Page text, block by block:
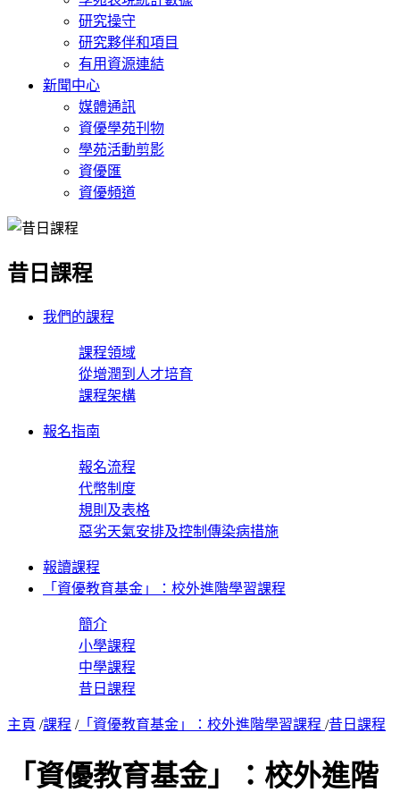
研究操守
研究夥伴和項目
有用資源連結
新聞中心
媒體通訊
資優學苑刊物
學苑活動剪影
資優匯
資優頻道
昔日課程
我們的課程
課程領域
從增潤到人才培育
課程架構
報名指南
報名流程
代幣制度
規則及表格
惡劣天氣安排及控制傳染病措施
報讀課程
「資優教育基金」：校外進階學習課程
簡介
小學課程
中學課程
昔日課程
主頁 /課程 /「資優教育基金」：校外進階學習課程 /昔日課程
「資優教育基金」： 校外進階